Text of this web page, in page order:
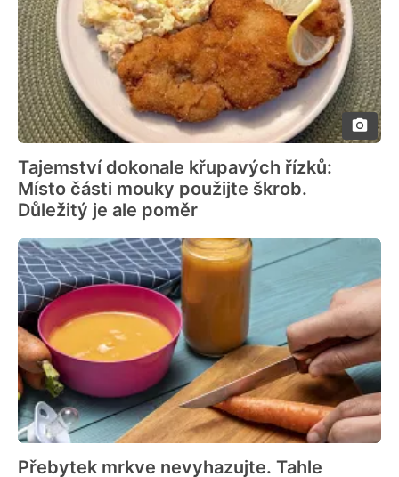
Tajemství dokonale křupavých řízků:
Místo části mouky použijte škrob.
Důležitý je ale poměr
Přebytek mrkve nevyhazujte. Tahle